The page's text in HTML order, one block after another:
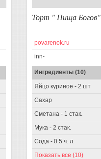
Торт " Пища Богов"
povarenok.ru
inn-
Ингредиенты (10)
Яйцо куриное - 2 шт
Сахар
Сметана - 1 стак.
Мука - 2 стак.
Сода - 0.5 ч. л.
Показать все (10)